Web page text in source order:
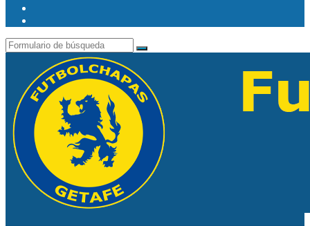
Buscar